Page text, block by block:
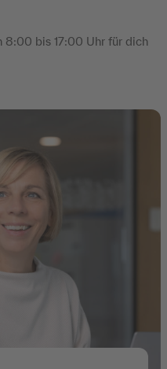
8:00 bis 17:00 Uhr für dich